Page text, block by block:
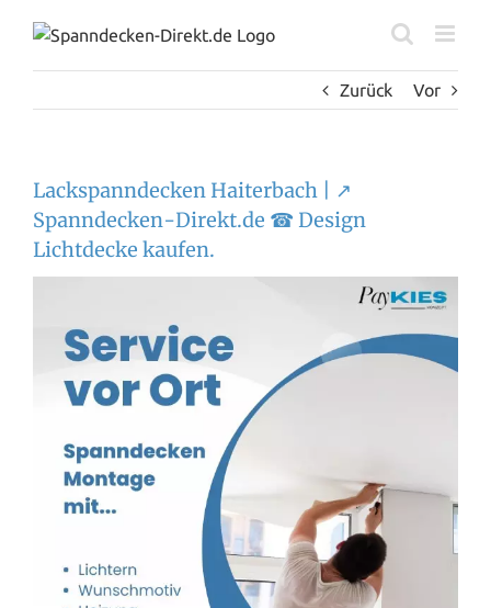
Inhalt
Zurück
Vor
Lackspanndecken Haiterbach | ↗️
Spanndecken-Direkt.de ☎ Design
Lichtdecke kaufen.